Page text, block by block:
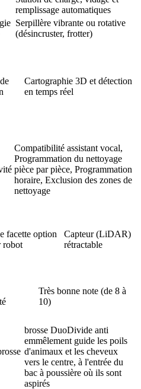
remplissage automatiques
Serpillère vibrante ou rotative
(désincruster, frotter)
Cartographie 3D et détection
en temps réel
Compatibilité assistant vocal,
Programmation du nettoyage
pièce par pièce, Programmation
horaire, Exclusion des zones de
nettoyage
facette option
robot
Capteur (LiDAR)
rétractable
Très bonne note (de 8 à
10)
brosse DuoDivide anti
emmêlement guide les poils
d'animaux et les cheveux
vers le centre, à l'entrée du
bac à poussière où ils sont
aspirés